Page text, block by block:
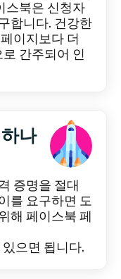
스북은 신청자
합니다. 건강한
이지보다 더
간주되어 인
나
증명을 절대
를 요구하면 도
해 페이스북 페
으면 됩니다.